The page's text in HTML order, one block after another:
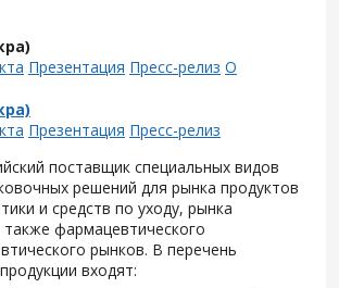
Презентация Пресс-релиз О
Презентация Пресс-релиз
поставщик специальных видов
решений для рынка продуктов
и средств по уходу, рынка
фармацевтического
рынков. В перечень
входят: